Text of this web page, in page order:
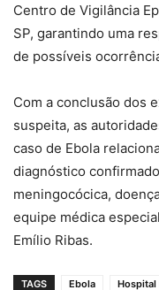
Centro de Vigilância
SP, garantindo uma
de possíveis
Com a conclusão dos
suspeita, as
caso de Ebola
diagnóstico
meningocócica,
equipe médica
Emílio Ribas.
TAGS Ebola Hospital